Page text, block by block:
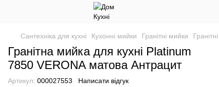
Сантехніка для кухні Кухонні мийки Гранітні мийки
Гранітна мийка для кухні Platinum
7850 VERONA матова Антрацит
Артикул: 000027553 Написати відгук